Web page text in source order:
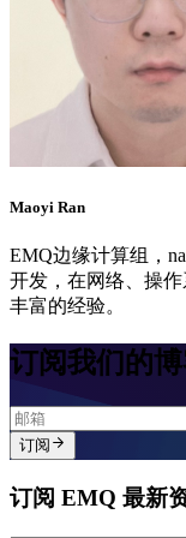
Maoyi Ran
EMQ边缘计算组，
开发，在网络、操
丰富的经验。
订阅我们的
订阅
订阅 EMQ 最新